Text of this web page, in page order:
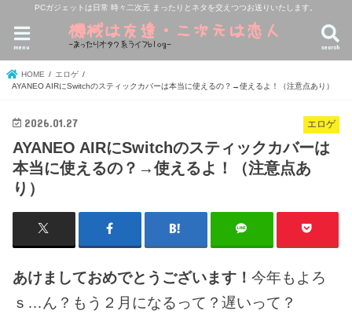
PCガジェットは日常 時々二次元 まったりとネタを交えつつお送りいたします。
search
menu
HOME
エロゲ
AYANEO AIRにSwitchのスティックカバーは本当に使えるの？→使えるよ！（注意点あり）
エロゲ
2026.01.27
AYANEO AIRにSwitchのスティックカバーは
本当に使えるの？→使えるよ！（注意点あ
り）
あけましておめでとうございます！今年もよろ
ｓ…ん？もう２月になるって？遅いって？